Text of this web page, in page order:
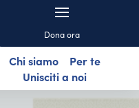
Dona ora
Chi siamo
Per te
Unisciti a noi